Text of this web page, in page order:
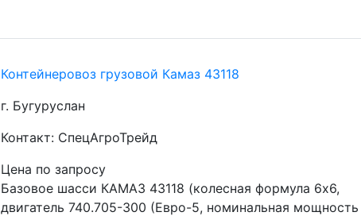
Контейнеровоз грузовой Камаз 43118
г. Бугуруслан
Контакт: СпецАгроТрейд
Цена по запросу
Базовое шасси КАМАЗ 43118 (колесная формула 6х6,
двигатель 740.705-300 (Евро-5, номинальная мощность